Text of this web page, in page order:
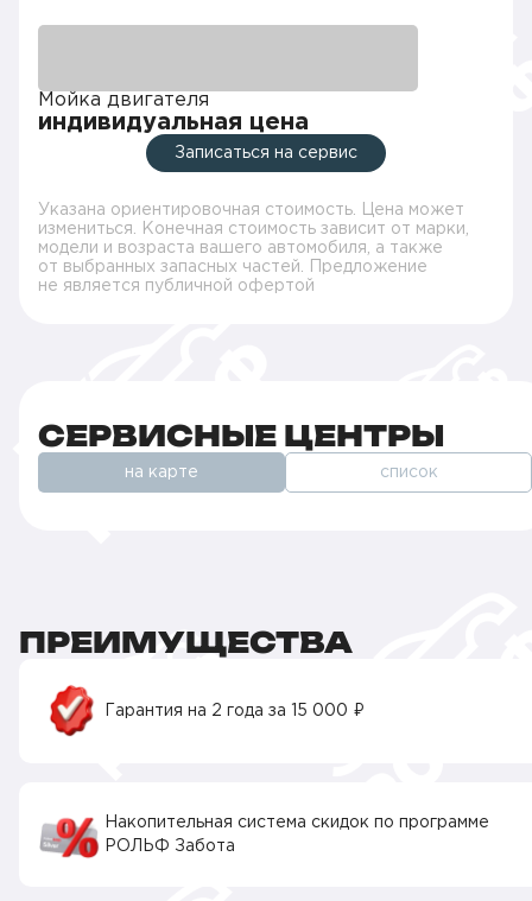
Мойка двигателя
индивидуальная цена
Записаться на сервис
Указана ориентировочная стоимость. Цена может
измениться. Конечная стоимость зависит от марки,
модели и возраста вашего автомобиля, а также
от выбранных запасных частей. Предложение
не является публичной офертой
СЕРВИСНЫЕ ЦЕНТРЫ
на карте список
ПРЕИМУЩЕСТВА
Гарантия на 2 года за 15 000 ₽
Накопительная система скидок по программе
РОЛЬФ Забота